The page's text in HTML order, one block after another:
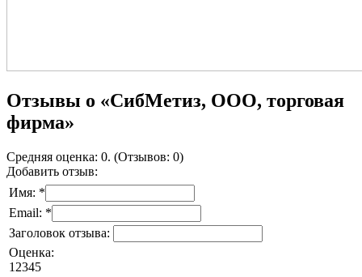
Отзывы о «СибМетиз, ООО, торговая
фирма»
Средняя оценка: 0. (Отзывов: 0)
Добавить отзыв:
Имя: *
Email: *
Заголовок отзыва:
Оценка:
1 2345